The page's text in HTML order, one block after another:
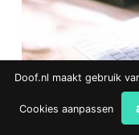
Doof.nl maakt gebruik
Cookies aanpassen